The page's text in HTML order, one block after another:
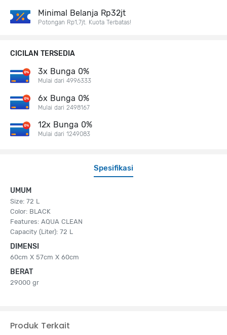
Spesifikasi
UMUM
Size: 72 L
Color: BLACK
Features: AQUA CLEAN
Capacity (Liter): 72 L
DIMENSI
60cm X 57cm X 60cm
BERAT
29000 gr
Minimal Belanja Rp32jt
Potongan Rp1,7jt. Kuota Terbatas!
CICILAN TERSEDIA
3x Bunga 0%
Mulai dari 4996333
6x Bunga 0%
Mulai dari 2498167
12x Bunga 0%
Mulai dari 1249083
Produk Terkait